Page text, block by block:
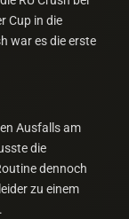
Cup in die
war es die erste
Ausfalls am
die
dennoch
zu einem